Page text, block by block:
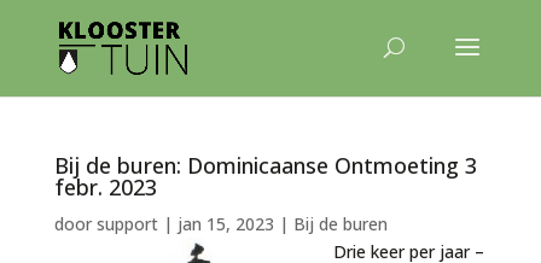
Bij de buren: Dominicaanse Ontmoeting 3
febr. 2023
door support| jan 15, 2023 | Bij de buren
Drie keer per jaar –